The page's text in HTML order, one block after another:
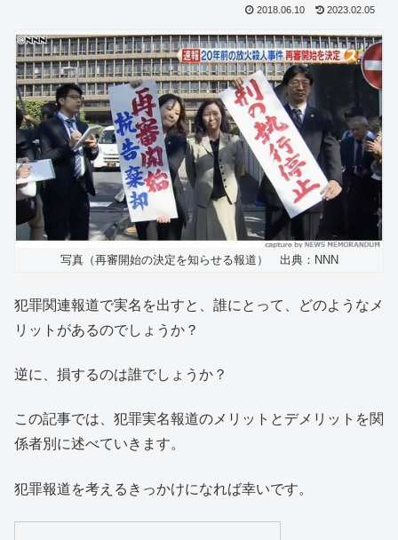
2018.06.10 2023.02.05
写真（再審開始の決定を知らせる報道） 出典：NNN
犯罪関連報道で実名を出すと、誰にとって、どのようなメ
リットがあるのでしょうか？
逆に、損するのは誰でしょうか？
この記事では、犯罪実名報道のメリットとデメリットを関
係者別に述べていきます。
犯罪報道を考えるきっかけになれば幸いです。